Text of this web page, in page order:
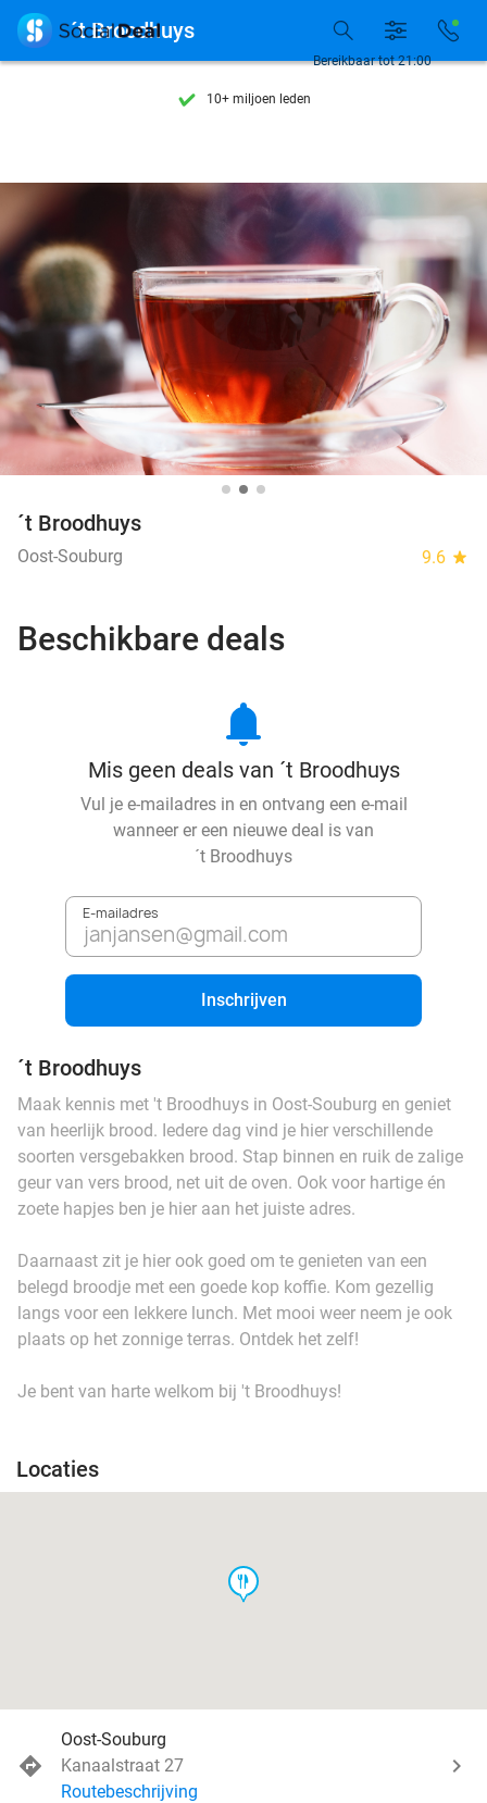
7 dagen per week beschikbaar
10+ miljoen leden
7 dagen per week beschikbaar
10+ miljoen leden
Bereikbaar tot 21:00
 ´t Broodhuys
´t Broodhuys
Oost-Souburg 9.6 star
Beschikbare deals
notifications
Mis geen deals van ´t Broodhuys
Vul je e-mailadres in en ontvang een e-mail
wanneer er een nieuwe deal is van
´t Broodhuys
E-mailadres
Inschrijven
´t Broodhuys
Maak kennis met 't Broodhuys in Oost-Souburg en geniet
van heerlijk brood. Iedere dag vind je hier verschillende
soorten versgebakken brood. Stap binnen en ruik de zalige
geur van vers brood, net uit de oven. Ook voor hartige én
zoete hapjes ben je hier aan het juiste adres.
Daarnaast zit je hier ook goed om te genieten van een
belegd broodje met een goede kop koffie. Kom gezellig
langs voor een lekkere lunch. Met mooi weer neem je ook
plaats op het zonnige terras. Ontdek het zelf!
Je bent van harte welkom bij 't Broodhuys!
Locaties
food
Oost-Souburg
Kanaalstraat 27
Routebeschrijving